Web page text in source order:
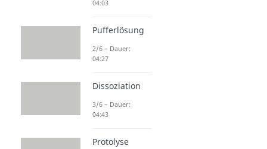
04:03
Pufferlösung
2/6 – Dauer:
04:27
Dissoziation
3/6 – Dauer:
04:43
Protolyse